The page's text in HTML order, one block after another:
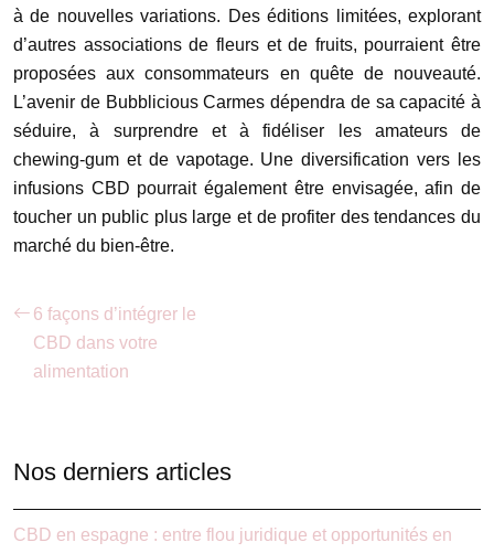
à de nouvelles variations. Des éditions limitées, explorant
d’autres associations de fleurs et de fruits, pourraient être
proposées aux consommateurs en quête de nouveauté.
L’avenir de Bubblicious Carmes dépendra de sa capacité à
séduire, à surprendre et à fidéliser les amateurs de
chewing-gum et de vapotage. Une diversification vers les
infusions CBD pourrait également être envisagée, afin de
toucher un public plus large et de profiter des tendances du
marché du bien-être.
6 façons d’intégrer le
CBD dans votre
alimentation
Nos derniers articles
CBD en espagne : entre flou juridique et opportunités en